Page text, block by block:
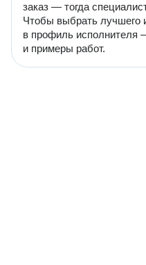
заказ — тогда
Чтобы выбрать лучшего
в профиль исполнителя
и примеры работ.